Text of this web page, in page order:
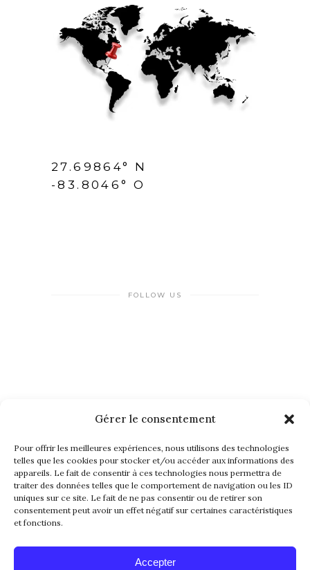
Gérer le consentement
Pour offrir les meilleures expériences, nous utilisons des technologies
telles que les cookies pour stocker et/ou accéder aux informations des
appareils. Le fait de consentir à ces technologies nous permettra de
traiter des données telles que le comportement de navigation ou les ID
uniques sur ce site. Le fait de ne pas consentir ou de retirer son
consentement peut avoir un effet négatif sur certaines caractéristiques
et fonctions.
Accepter
27.69864° N
-83.8046° O
FOLLOW US
Alternative: